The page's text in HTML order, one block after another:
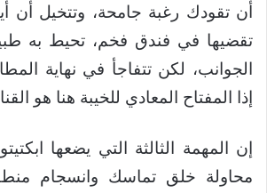
أن تقودك رغبة جامحة، وتتخيل
تقضيها في فندق فخم، تحيط به
الجوانب، لكن تتفاجأ في نهاية
إذا المفتاح المعادي للخيبة هنا هو
إن المهمة الثالثة التي يضعها
محاولة خلق تماسك وانسجام